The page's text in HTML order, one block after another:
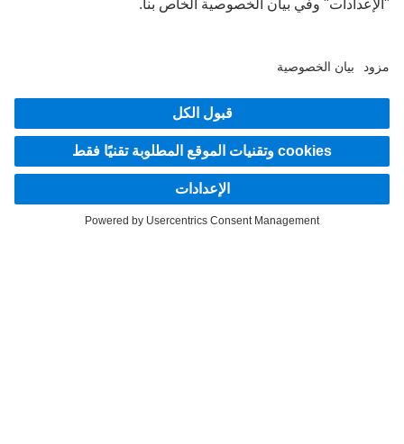
لنبقى على تواصل.
LANGUAGE
AR
EN